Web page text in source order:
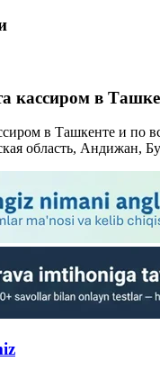
кассиром в
в Ташкенте и по
область, Андижан,